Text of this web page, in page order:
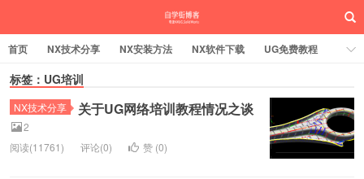
首页 NX技术分享 NX安装方法 NX软件下载
UG免费教程
UG编程加工
SW安装方法
UG实战营
标签：UG培训
NX技术分享 关于UG网络培训教程情况之谈
2
阅读(11761)
评论(0) 赞 (0)